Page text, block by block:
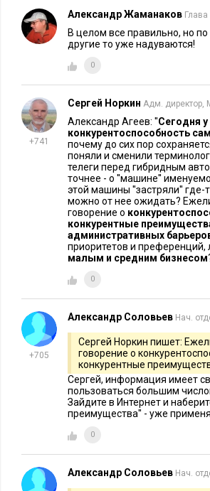
подкачать общество,
целом склонился, скорее, к хорошей
положение существенно не
хромающая функция – это низкая
Фото в анонсе: Unsplash
Александр Жаманаков Глава
В целом все правильно, но
другие то уже надуваются!
0
+741
Сергей Норкин Адм. директор,
Александр Агеев: ''Сегодня
конкурентоспособность
почему до сих пор
поняли и сменили
телеги перед гибридным
точнее - о ''машине''
этой машины ''застряли'' где-
можно от нее ожидать?
говорение о
конкурентные
административных
приоритетов и преференций,
малым и средним бизнесом
0
+705
Александр Соловьев Нач.
Сергей Норкин пишет:
говорение о
конкурентные
Сергей, информация имеет
пользоваться большим
Зайдите в Интернет и
преимущества'' - уже
0
Александр Соловьев Нач.